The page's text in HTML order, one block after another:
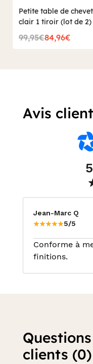
Petite table de
clair 1 tiroir (lot de 2)
99,95€84,96€
Avis
5
Jean-Marc Q
5/5
Conforme à
finitions.
clients (0)